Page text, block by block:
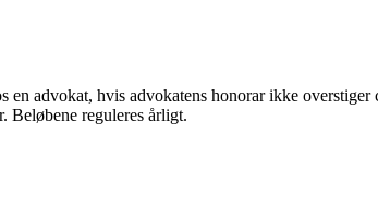
advokat, hvis advokatens honorar ikke
Beløbene reguleres årligt.